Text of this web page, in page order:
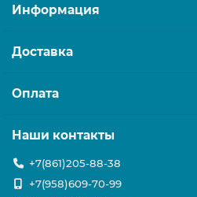
Информация
Доставка
Оплата
Наши контакты
+7(861)205-88-38
+7(958)609-70-99